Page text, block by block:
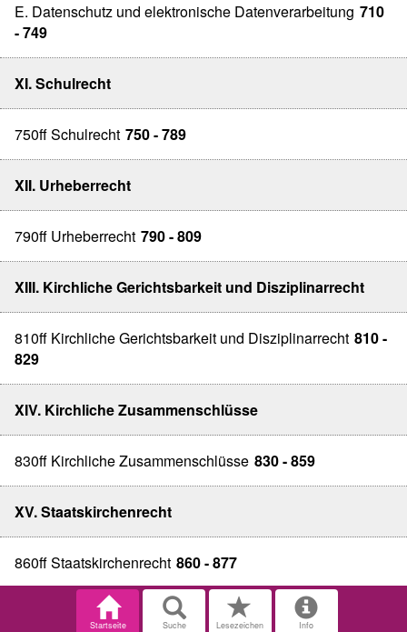
E. Datenschutz und elektronische Datenverarbeitung 710
- 749
XI. Schulrecht
750ff Schulrecht 750 - 789
XII. Urheberrecht
790ff Urheberrecht 790 - 809
XIII. Kirchliche Gerichtsbarkeit und Disziplinarrecht
810ff Kirchliche Gerichtsbarkeit und Disziplinarrecht 810 -
829
XIV. Kirchliche Zusammenschlüsse
830ff Kirchliche Zusammenschlüsse 830 - 859
XV. Staatskirchenrecht
860ff Staatskirchenrecht 860 - 877
Startseite Suche Lesezeichen Info